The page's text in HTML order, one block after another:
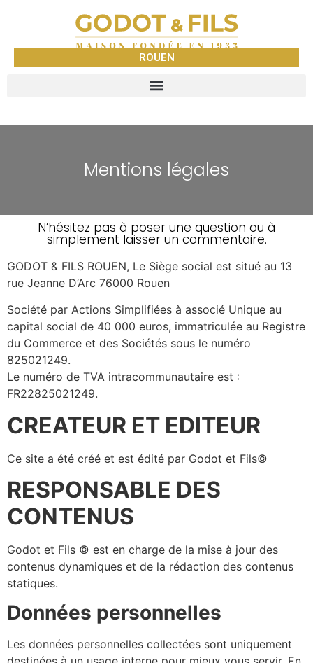
ROUEN
Mentions légales
N’hésitez pas à poser une question ou à
simplement laisser un commentaire.
GODOT & FILS ROUEN, Le Siège social est situé au 13
rue Jeanne D’Arc 76000 Rouen
Société par Actions Simplifiées à associé Unique au
capital social de 40 000 euros, immatriculée au Registre
du Commerce et des Sociétés sous le numéro
825021249.
Le numéro de TVA intracommunautaire est :
FR22825021249.
CREATEUR ET EDITEUR
Ce site a été créé et est édité par Godot et Fils©
RESPONSABLE DES
CONTENUS
Godot et Fils © est en charge de la mise à jour des
contenus dynamiques et de la rédaction des contenus
statiques.
Données personnelles
Les données personnelles collectées sont uniquement